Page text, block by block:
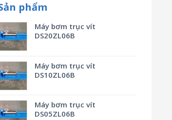
phẩm
Máy bơm trục vít
DS20ZL06B
Máy bơm trục vít
DS10ZL06B
Máy bơm trục vít
DS05ZL06B